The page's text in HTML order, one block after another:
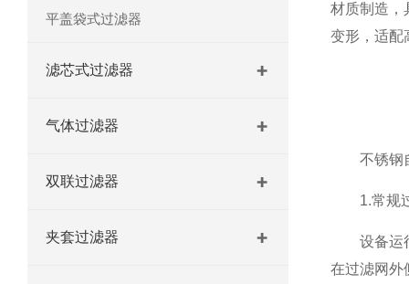
DL-1P1S
全系列不锈钢烛式过滤机 过滤机/器
平盖袋式过滤器
滤芯式过滤器
气体过滤器
双联过滤器
夹套过滤器
材质制造，
变形，适配
不锈钢自
1.常规
设备运行
在过滤网外